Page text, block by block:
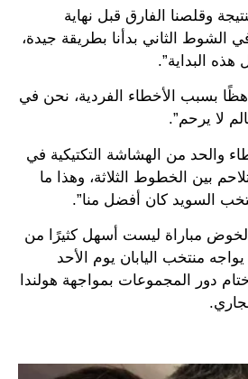
وقلصنا الفارق قبل نهاية
(2-1)، وفي الشوط الثاني بدأنا بطريقة جيدة،
هذه البداية”.
بسبب الأخطاء الفردية، نحن في
لا يرحم”.
والحد من الهشاشة التكتيكية في
بين الخطوط الثلاثة، وهذا ما
السويد كان أفضل منا”.
مباراة ليست أسهل كثيرًا من
منتخب اليابان يوم الأحد
دور المجموعات بمواجهة هولندا